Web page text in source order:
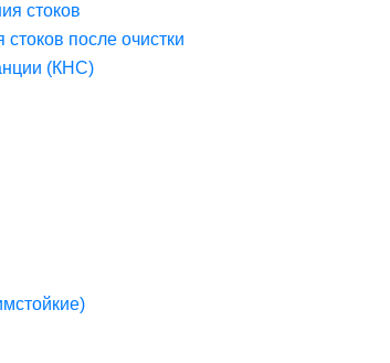
стоков
после очистки
(КНС)